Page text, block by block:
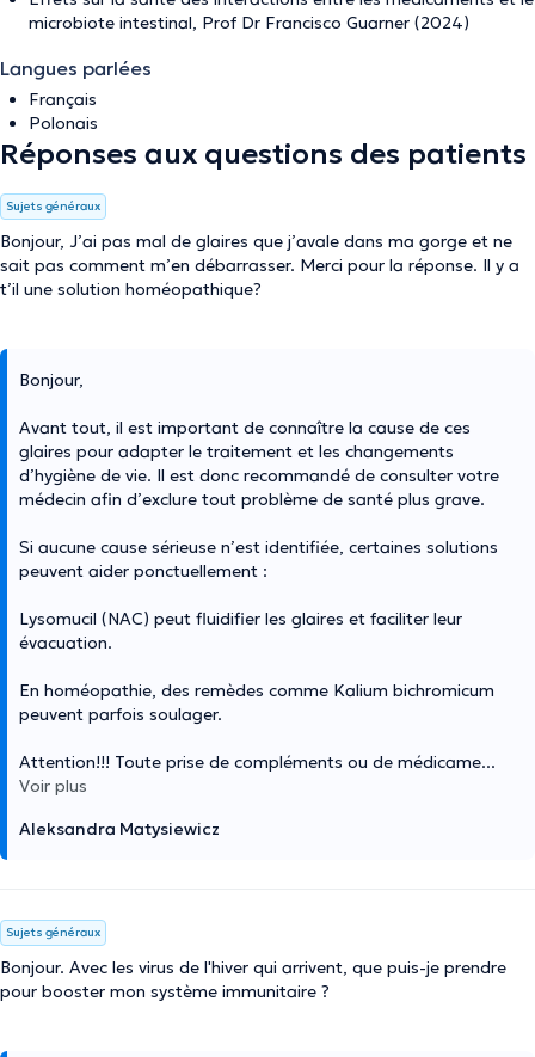
microbiote intestinal, Prof Dr Francisco Guarner (2024)
Langues parlées
Français
Polonais
Réponses aux questions des patients
Sujets généraux
Bonjour, J’ai pas mal de glaires que j’avale dans ma gorge et ne
sait pas comment m’en débarrasser. Merci pour la réponse. Il y a
t’il une solution homéopathique?
Bonjour,
Avant tout, il est important de connaître la cause de ces
glaires pour adapter le traitement et les changements
d’hygiène de vie. Il est donc recommandé de consulter votre
médecin afin d’exclure tout problème de santé plus grave.
Si aucune cause sérieuse n’est identifiée, certaines solutions
peuvent aider ponctuellement :
Lysomucil (NAC) peut fluidifier les glaires et faciliter leur
évacuation.
En homéopathie, des remèdes comme Kalium bichromicum
peuvent parfois soulager.
Attention!!! Toute prise de compléments ou de médicame...
Voir plus
Aleksandra Matysiewicz
Sujets généraux
Bonjour. Avec les virus de l'hiver qui arrivent, que puis-je prendre
pour booster mon système immunitaire ?